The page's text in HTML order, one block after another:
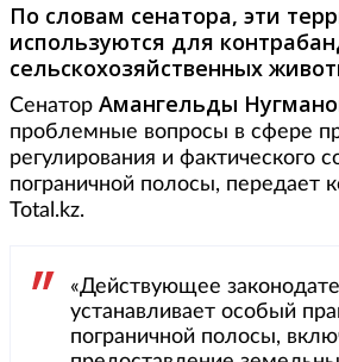
По словам сенатора, эти
используются для
сельскохозяйственных
Сенатор Амангельды
проблемные вопросы в сфере
регулирования и фактического
пограничной полосы, передает
Total.kz.
«Действующее
устанавливает особый
пограничной полосы,